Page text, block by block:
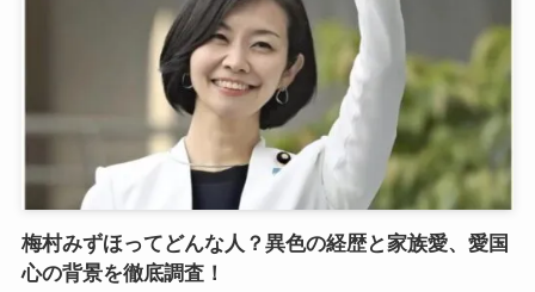
梅村みずほってどんな人？異色の経歴と家族愛、愛国
心の背景を徹底調査！